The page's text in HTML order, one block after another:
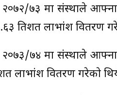
७३ मा संस्थाले आफ्ना
प्रतिशत लाभांश वितरण
७४ मा संस्थाले आफ्ना
लाभांश वितरण गरेकाे